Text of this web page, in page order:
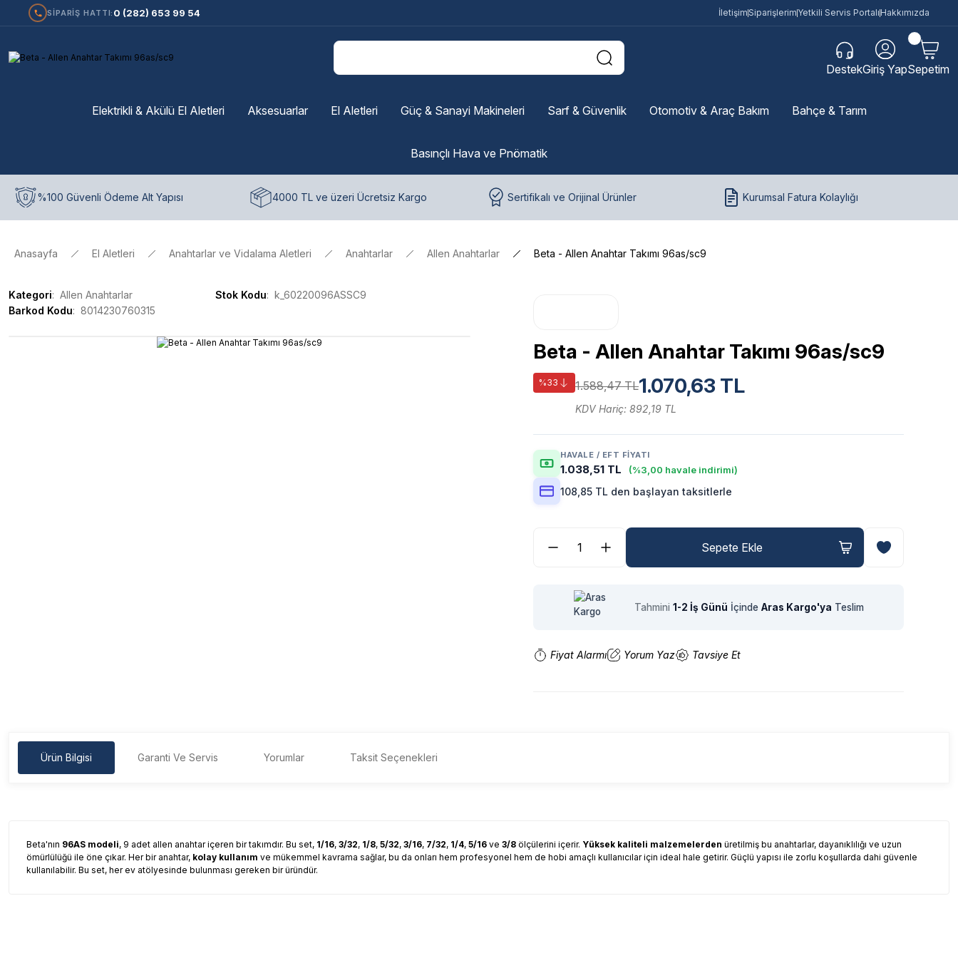
SİPARİŞ HATTI: 0 (282) 653 99 54 İletişimSiparişlerim Yetkili Servis Portalı Hakkımızda
DestekGiriş YapSepetim
Elektrikli & Akülü El Aletleri Aksesuarlar El Aletleri Güç & Sanayi Makineleri Sarf & Güvenlik Otomotiv & Araç Bakım Bahçe & Tarım
Basınçlı Hava ve Pnömatik
%100 Güvenli Ödeme Alt Yapısı 4000 TL ve üzeri Ücretsiz Kargo Sertifikalı ve Orijinal Ürünler Kurumsal Fatura Kolaylığı
Anasayfa El Aletleri Anahtarlar ve Vidalama Aletleri Anahtarlar Allen Anahtarlar Beta - Allen Anahtar Takımı 96as/sc9
Kategori Allen Anahtarlar Stok Kodu
k_60220096ASSC9
Barkod Kodu
8014230760315
Beta - Allen Anahtar Takımı 96as/sc9
%33 1.588,47 TL1.070,63 TL
KDV Hariç: 892,19 TL
HAVALE / EFT FIYATI
1.038,51 TL (%3,00 havale indirimi)
108,85 TL den başlayan taksitlerle
Sepete Ekle
Tahmini 1-2 İş Günü İçinde Aras Kargo'ya Teslim
Fiyat Alarmı Yorum Yaz Tavsiye Et
Ürün Bilgisi Garanti Ve Servis Yorumlar Taksit Seçenekleri
Beta'nın 96AS modeli, 9 adet allen anahtar içeren bir takımdır. Bu set, 1/16, 3/32, 1/8, 5/32, 3/16, 7/32, 1/4, 5/16 ve 3/8 ölçülerini içerir. Yüksek kaliteli malzemelerden üretilmiş bu anahtarlar, dayanıklılığı ve uzun
ömürlülüğü ile öne çıkar. Her bir anahtar, kolay kullanım ve mükemmel kavrama sağlar, bu da onları hem profesyonel hem de hobi amaçlı kullanıcılar için ideal hale getirir. Güçlü yapısı ile zorlu koşullarda dahi güvenle
kullanılabilir. Bu set, her ev atölyesinde bulunması gereken bir üründür.